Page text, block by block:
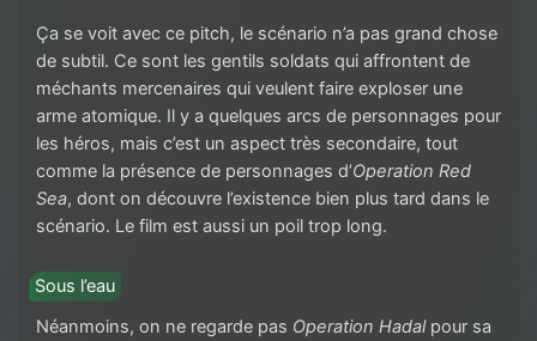
Ça se voit avec ce pitch, le scénario n’a pas grand chose
de subtil. Ce sont les gentils soldats qui affrontent de
méchants mercenaires qui veulent faire exploser une
arme atomique. Il y a quelques arcs de personnages pour
les héros, mais c’est un aspect très secondaire, tout
comme la présence de personnages d’Operation Red
Sea, dont on découvre l’existence bien plus tard dans le
scénario. Le film est aussi un poil trop long.
Sous l’eau
Néanmoins, on ne regarde pas Operation Hadalpour sa